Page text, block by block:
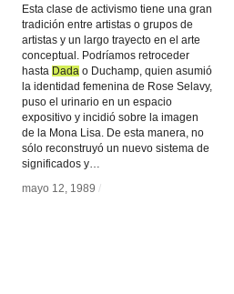
Esta clase de activismo tiene una gran
tradición entre artistas o grupos de
artistas y un largo trayecto en el arte
conceptual. Podríamos retroceder
hasta Dada o Duchamp, quien asumió
la identidad femenina de Rose Selavy,
puso el urinario en un espacio
expositivo y incidió sobre la imagen
de la Mona Lisa. De esta manera, no
sólo reconstruyó un nuevo sistema de
significados y…
mayo 12, 1989 /
Dada
mayo 12, 1989 /